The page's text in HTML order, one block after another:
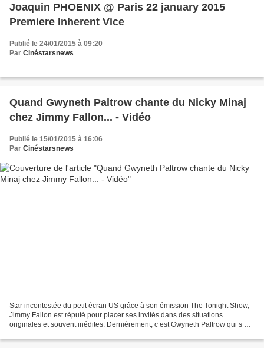
Joaquin PHOENIX @ Paris 22 january 2015
Premiere Inherent Vice
Publié le 24/01/2015 à 09:20
Par Cinéstarsnews
Quand Gwyneth Paltrow chante du Nicky Minaj
chez Jimmy Fallon... - Vidéo
Publié le 15/01/2015 à 16:06
Par Cinéstarsnews
Star incontestée du petit écran US grâce à son émission The Tonight Show,
Jimmy Fallon est réputé pour placer ses invités dans des situations
originales et souvent inédites. Dernièrement, c’est Gwyneth Paltrow qui s’est